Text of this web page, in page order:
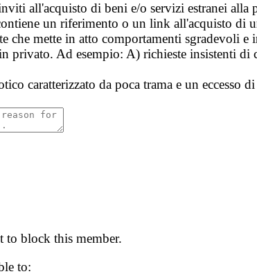
all'acquisto di beni e/o servizi estranei
un riferimento o un link all'acquisto di
che mette in atto comportamenti sgradevoli
privato. Ad esempio: A) richieste insistenti
caratterizzato da poca trama e un eccesso
to block this member.
to: